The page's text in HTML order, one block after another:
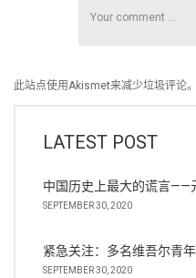
此站点使用Akismet来减少垃圾评论。
LATEST POST
中国历史上最大的谎言——
SEPTEMBER 30, 2020
紧急关注：多名维吾尔青
SEPTEMBER 30, 2020